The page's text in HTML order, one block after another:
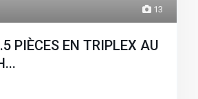
13
PIÈCES EN TRIPLEX AU